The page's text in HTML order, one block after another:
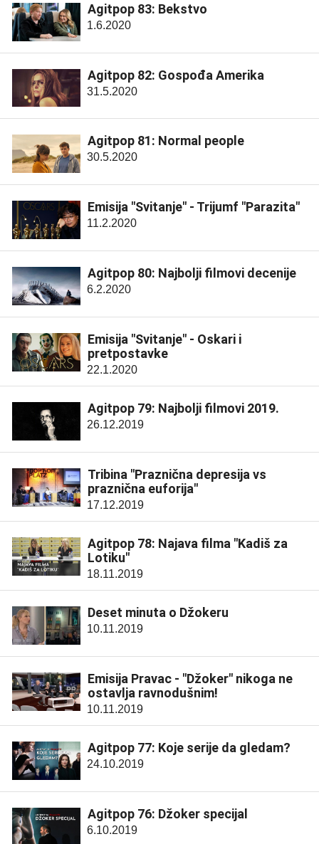
Agitpop 83: Bekstvo
1.6.2020
Agitpop 82: Gospođa Amerika
31.5.2020
Agitpop 81: Normal people
30.5.2020
Emisija "Svitanje" - Trijumf "Parazita"
11.2.2020
Agitpop 80: Najbolji filmovi decenije
6.2.2020
Emisija "Svitanje" - Oskari i
pretpostavke
22.1.2020
Agitpop 79: Najbolji filmovi 2019.
26.12.2019
Tribina "Praznična depresija vs
praznična euforija"
17.12.2019
Agitpop 78: Najava filma "Kadiš za
Lotiku"
18.11.2019
Deset minuta o Džokeru
10.11.2019
Emisija Pravac - "Džoker" nikoga ne
ostavlja ravnodušnim!
10.11.2019
Agitpop 77: Koje serije da gledam?
24.10.2019
Agitpop 76: Džoker specijal
6.10.2019